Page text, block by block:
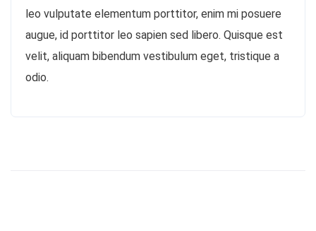
leo vulputate elementum porttitor, enim mi posuere
augue, id porttitor leo sapien sed libero. Quisque est
velit, aliquam bibendum vestibulum eget, tristique a
odio.